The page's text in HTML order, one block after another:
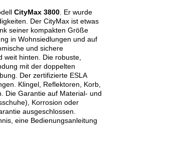
CityMax 3800. Er wurde
Der CityMax ist etwas
seiner kompakten Größe
in Wohnsiedlungen und auf
und sichere
weit hinten. Die robuste,
mit der doppelten
Der zertifizierte ESLA
Klingel, Reflektoren, Korb,
Die Garantie auf Material- und
Korrosion oder
ausgeschlossen.
eine Bedienungsanleitung